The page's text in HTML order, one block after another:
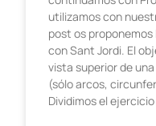
utilizamos con
post os
con Sant Jordi. El
vista superior de
(sólo arcos,
Dividimos el